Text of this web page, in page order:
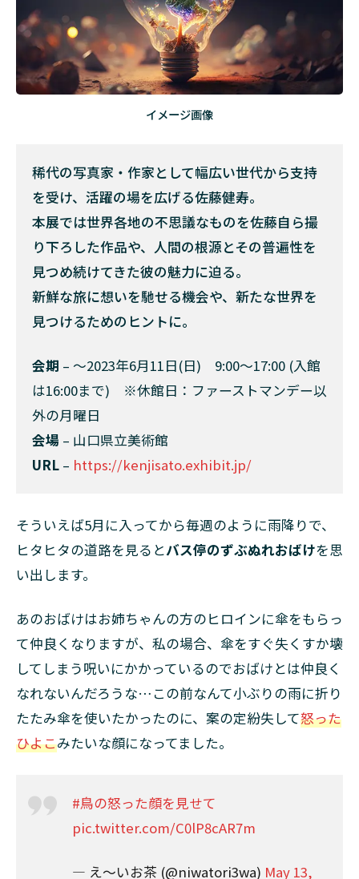
イメージ画像
稀代の写真家・作家として幅広い世代から支持
を受け、活躍の場を広げる佐藤健寿。
本展では世界各地の不思議なものを佐藤自ら撮
り下ろした作品や、人間の根源とその普遍性を
見つめ続けてきた彼の魅力に迫る。
新鮮な旅に想いを馳せる機会や、新たな世界を
見つけるためのヒントに。
会期 – 〜2023年6月11日(日) 9:00～17:00 (入館
は16:00まで) ※休館日：ファーストマンデー以
外の月曜日
会場 – 山口県立美術館
URL – https://kenjisato.exhibit.jp/
そういえば5月に入ってから毎週のように雨降りで、
ヒタヒタの道路を見るとバス停のずぶぬれおばけを思
い出します。
あのおばけはお姉ちゃんの方のヒロインに傘をもらっ
て仲良くなりますが、私の場合、傘をすぐ失くすか壊
してしまう呪いにかかっているのでおばけとは仲良く
なれないんだろうな…この前なんて小ぶりの雨に折り
たたみ傘を使いたかったのに、案の定紛失して怒った
ひよこみたいな顔になってました。
#鳥の怒った顔を見せて
pic.twitter.com/C0lP8cAR7m
— え〜いお茶 (@niwatori3wa) May 13,